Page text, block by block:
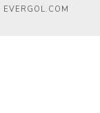
EVERGOL.COM